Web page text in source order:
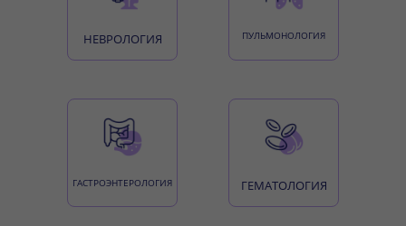
НЕВРОЛОГИЯ ПУЛЬМОНОЛОГИЯ
ГАСТРОЭНТЕРОЛОГИЯ ГЕМАТОЛОГИЯ